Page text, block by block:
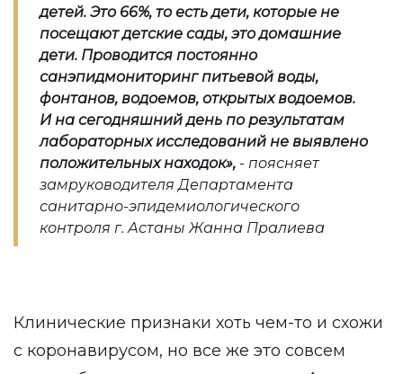
детей. Это 66%, то есть дети, которые не
посещают детские сады, это домашние
дети. Проводится постоянно
санэпидмониторинг питьевой воды,
фонтанов, водоемов, открытых водоемов.
И на сегодняшний день по результатам
лабораторных исследований не выявлено
положительных находок», - поясняет
замруководителя Департамента
санитарно-эпидемиологического
контроля г. Астаны Жанна Пралиева
Клинические признаки хоть чем-то и схожи
с коронавирусом, но все же это совсем